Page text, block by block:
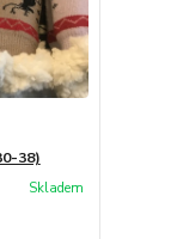
38)
Skladem